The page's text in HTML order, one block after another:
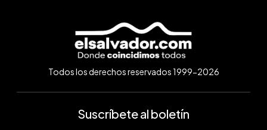
Todos los derechos reservados 1999-2026
Suscríbete al boletín